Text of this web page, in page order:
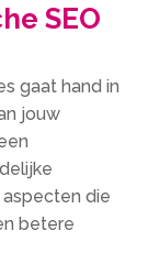
SEO
gaat hand in
jouw
aspecten die
betere